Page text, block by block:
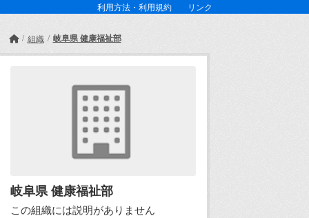
利用方法・利用規約 リンク
組織 岐阜県 健康福祉部
岐阜県 健康福祉部
この組織には説明がありません